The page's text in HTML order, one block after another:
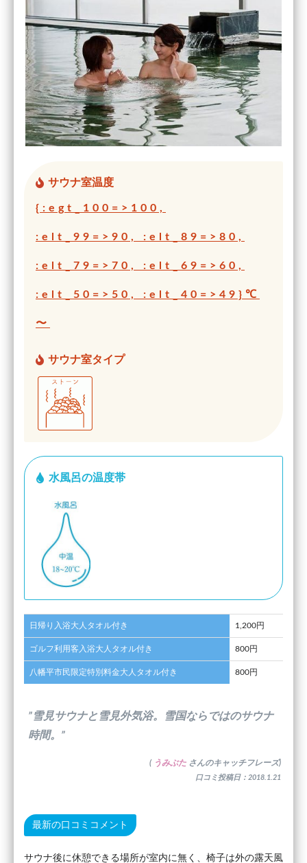
サウナ室温度
{:egt_100=>100,
:elt_99=>90, :elt_89=>80,
:elt_79=>70, :elt_69=>60,
:elt_50=>50, :elt_40=>49}℃
〜
サウナ室タイプ
水風呂の温度帯
日帰り入浴大人タオル付き 1,200円
ゴルフ利用客入浴大人タオル付き 800円
八幡平市民限定特別料金大人タオル付き 800円
”雪見サウナと雪見外気浴。雪国ならではのサウナ
時間。”
( うみぶた さんのキャッチフレーズ)
口コミ投稿日：2018.1.21
最新の口コミコメント
サウナ後に休憩できる場所が室内に無く、椅子は外の露天風